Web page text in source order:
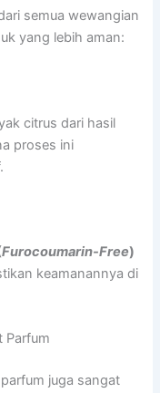
semua wewangian
yang lebih aman:
citrus dari hasil
proses ini
Furocoumarin-Free)
keamanannya di
Parfum
juga sangat